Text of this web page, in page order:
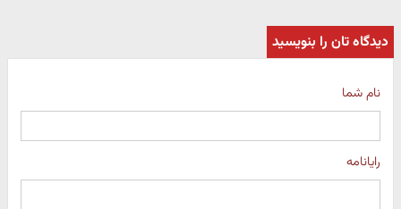
دیدگاه تان را بنویسید
نام شما
رایانامه